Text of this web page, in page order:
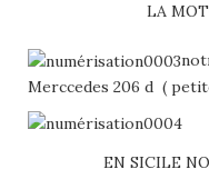
LA
Merccedes 206 d (
EN SICILE